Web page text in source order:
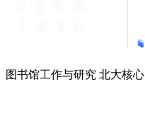
图书馆工作与研究 北大核心